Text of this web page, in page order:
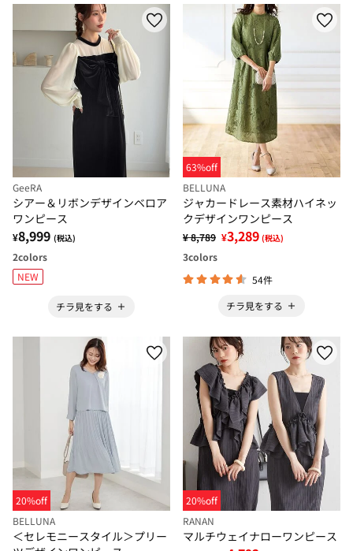
GeeRA
シアー＆リボンデザインベロア
ワンピース
¥8,999 (税込)
2colors
NEW
チラ見をする
63%off
BELLUNA
ジャカードレース素材ハイネッ
クデザインワンピース
¥ 8,789 ¥3,289 (税込)
3colors
54件
チラ見をする
20%off
BELLUNA
＜セレモニースタイル＞プリー
20%off
RANAN
マルチウェイナローワンピース